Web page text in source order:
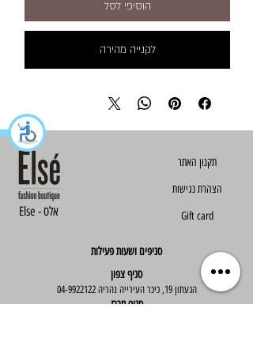
הוסיפי לסל
לקנייה מהירה
Else - אלס
תקנון האתר​​
הצהרת נגישות
Gift card
סניפים ושעות פעילות
סניף צפון
הגעתון 19, כיכר העירייה נהריה 04-9922122
סניף מרכז